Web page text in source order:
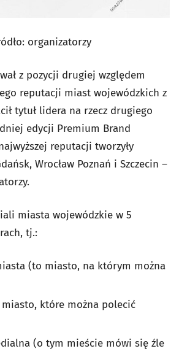
organizatorzy
z pozycji drugiej względem
reputacji miast wojewódzkich z
tytuł lidera na rzecz drugiego
edycji Premium Brand
reputacji tworzyły
Wrocław Poznań i Szczecin –
miasta wojewódzkie w 5
tj.:
(to miasto, na którym można
które można polecić
(o tym mieście mówi się źle